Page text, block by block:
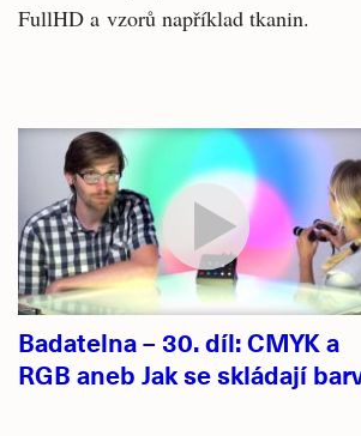
FullHD a vzorů například tkanin.
Související
články
Badatelna – 30. díl: CMYK a
RGB aneb Jak se skládají